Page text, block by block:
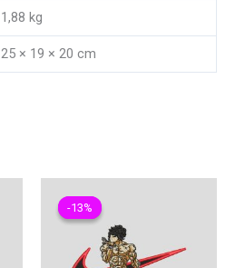
1,88 kg
25 × 19 × 20 cm
-13%
-13%